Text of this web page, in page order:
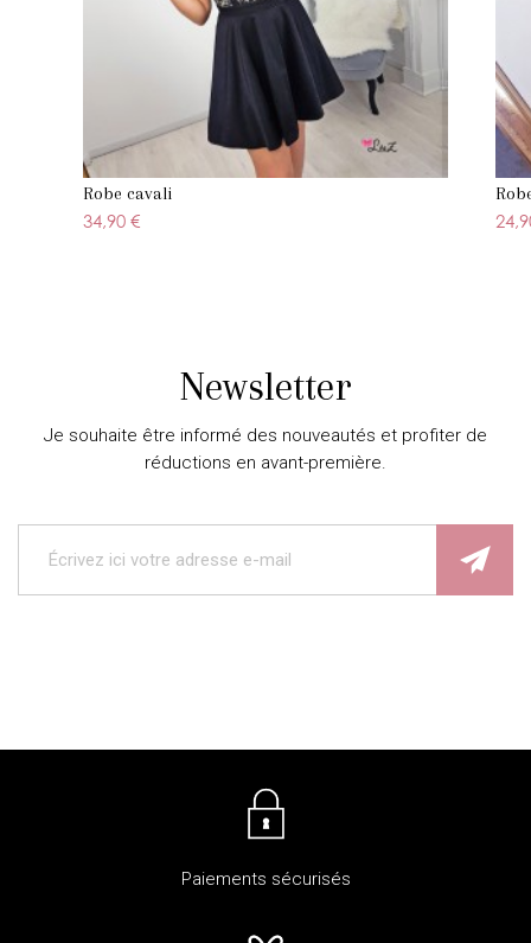
Robe cavali
34,90 €
Newsletter
Je souhaite être informé des nouveautés et profiter de
réductions en avant-première.
Paiements sécurisés